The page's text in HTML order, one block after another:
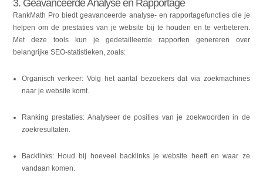
3. Geavanceerde Analyse en Rapportage
RankMath Pro biedt geavanceerde analyse- en rapportagefuncties die je
helpen om de prestaties van je website bij te houden en te verbeteren.
Met deze tools kun je gedetailleerde rapporten genereren over
belangrijke SEO-statistieken, zoals:
Organisch verkeer: Volg het aantal bezoekers dat via zoekmachines
naar je website komt.
Ranking prestaties: Analyseer de posities van je zoekwoorden in de
zoekresultaten.
Backlinks: Houd bij hoeveel backlinks je website heeft en waar ze
vandaan komen.